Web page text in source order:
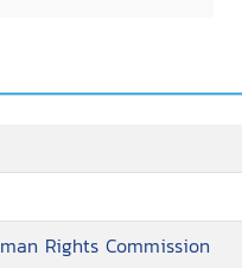
Rights Commission